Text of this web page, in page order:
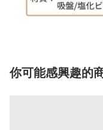
你可能感興趣的